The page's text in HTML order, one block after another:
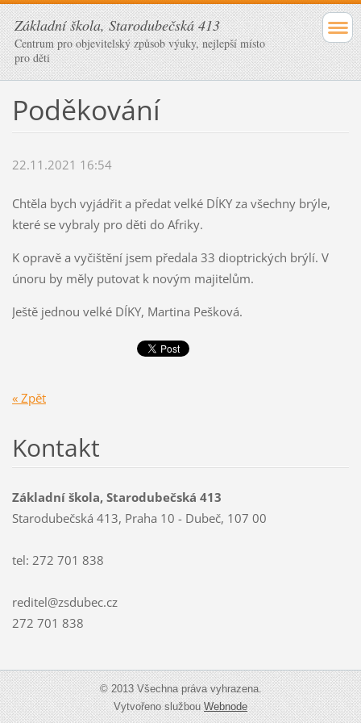
Základní škola, Starodubečská 413
Centrum pro objevitelský způsob výuky, nejlepší místo
pro děti
Poděkování
22.11.2021 16:54
Chtěla bych vyjádřit a předat velké DÍKY za všechny brýle,
které se vybraly pro děti do Afriky.
K opravě a vyčištění jsem předala 33 dioptrických brýlí. V
únoru by měly putovat k novým majitelům.
Ještě jednou velké DÍKY, Martina Pešková.
« Zpět
Kontakt
Základní škola, Starodubečská 413
Starodubečská 413, Praha 10 - Dubeč, 107 00
tel: 272 701 838
reditel@zsdubec.cz
272 701 838
© 2013 Všechna práva vyhrazena.
Vytvořeno službouWebnode